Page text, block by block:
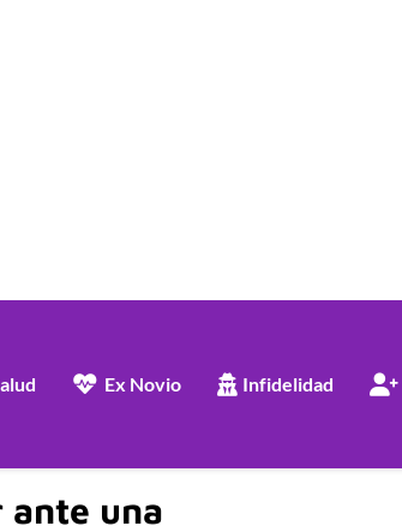
Ex Novio Infidelidad
ante una